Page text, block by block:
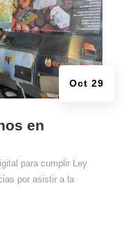
en
Oct 29
para cumplir Ley
por asistir a la